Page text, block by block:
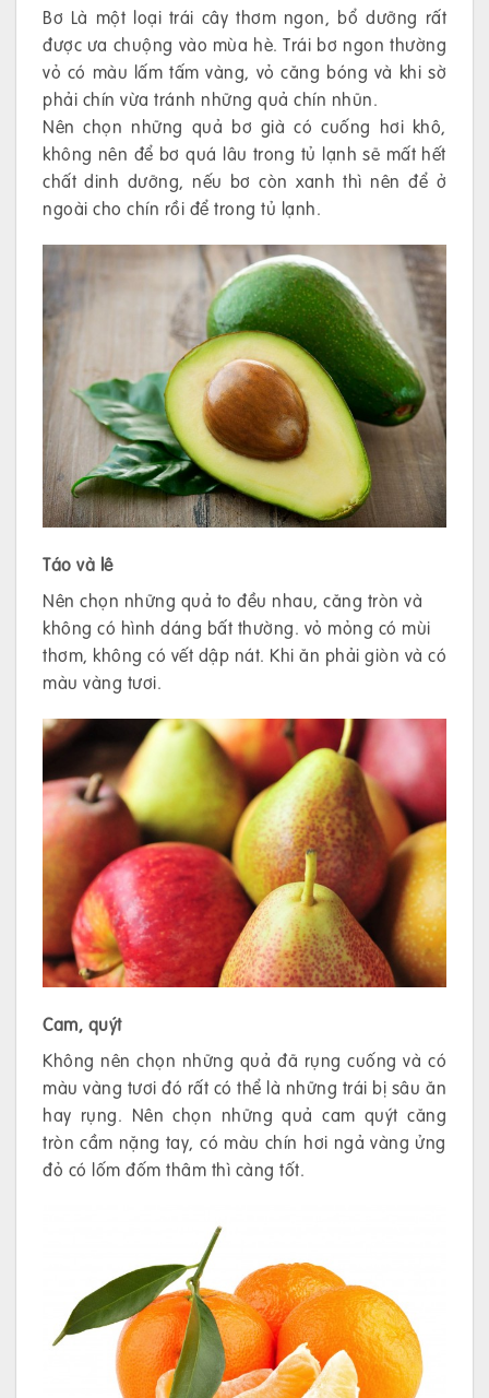
Bơ Là một loại trái cây thơm ngon, bổ dưỡng rất
được ưa chuộng vào mùa hè. Trái bơ ngon thường
vỏ có màu lấm tấm vàng, vỏ căng bóng và khi sờ
phải chín vừa tránh những quả chín nhũn.
Nên chọn những quả bơ già có cuống hơi khô,
không nên để bơ quá lâu trong tủ lạnh sẽ mất hết
chất dinh dưỡng, nếu bơ còn xanh thì nên để ở
ngoài cho chín rồi để trong tủ lạnh.
Táo và lê
Nên chọn những quả to đều nhau, căng tròn và
không có hình dáng bất thường. vỏ mỏng có mùi
thơm, không có vết dập nát. Khi ăn phải giòn và có
màu vàng tươi.
Cam, quýt
Không nên chọn những quả đã rụng cuống và có
màu vàng tươi đó rất có thể là những trái bị sâu ăn
hay rụng. Nên chọn những quả cam quýt căng
tròn cầm nặng tay, có màu chín hơi ngả vàng ửng
đỏ có lốm đốm thâm thì càng tốt.